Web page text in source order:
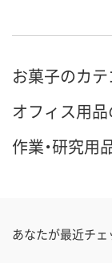
お菓子のカ
オフィス用
作業・研究用
あなたが最近チ